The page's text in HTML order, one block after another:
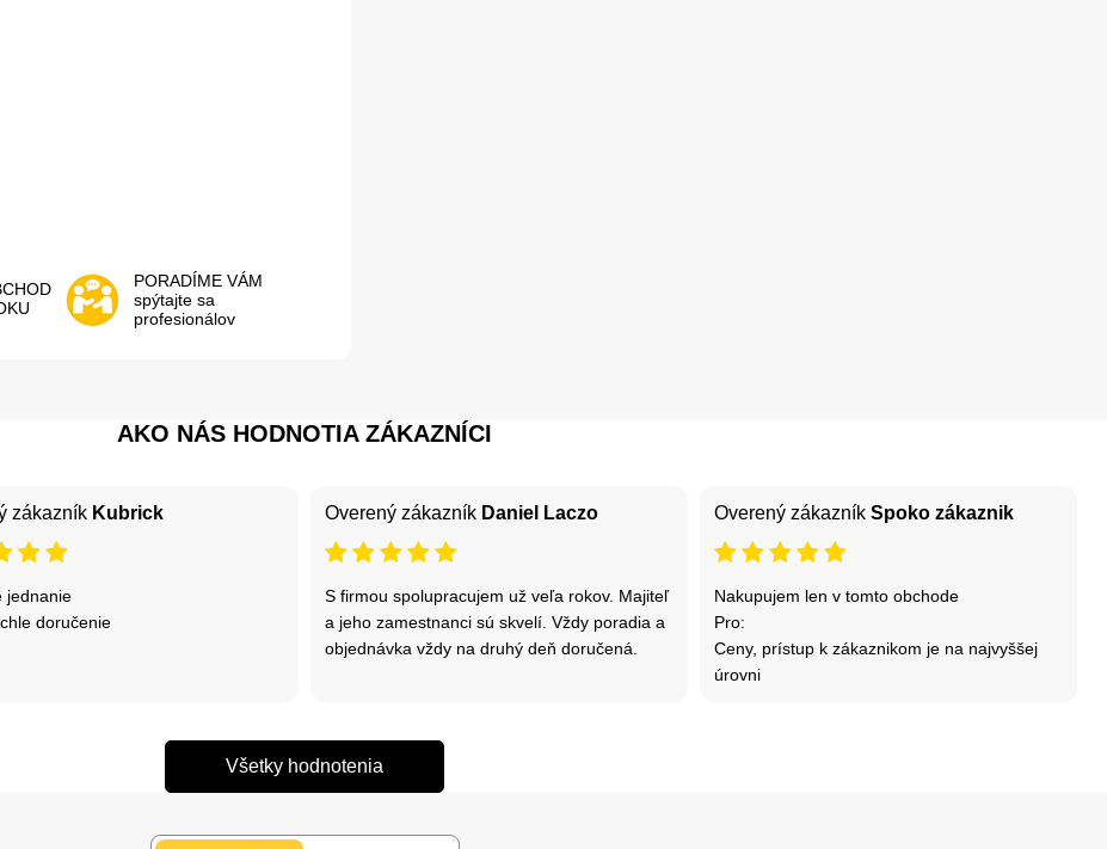
PORADÍME VÁM
spýtajte sa
profesionálov
AKO NÁS HODNOTIA ZÁKAZNÍCI
zákazník Kubrick
jednanie
doručenie
Overený zákazník Daniel Laczo
S firmou spolupracujem už veľa rokov. Majiteľ
a jeho zamestnanci sú skvelí. Vždy poradia a
objednávka vždy na druhý deň doručená.
Overený zákazník Spoko zákaznik
Nakupujem len v tomto obchode
Pro:
Ceny, prístup k zákaznikom je na najvyššej
úrovni
Všetky hodnotenia